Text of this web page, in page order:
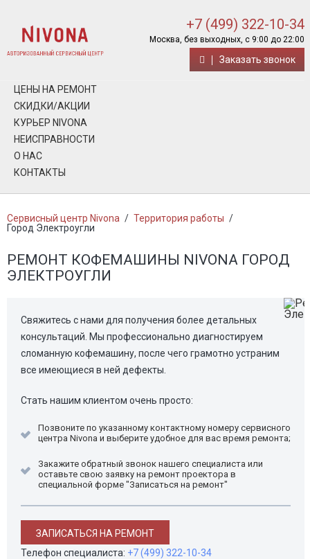
+7 (499) 322-10-34
Москва, без выходных, с 9:00 до 22:00
Заказать звонок
ЦЕНЫ НА РЕМОНТ
СКИДКИ/АКЦИИ
КУРЬЕР NIVONA
НЕИСПРАВНОСТИ
О НАС
КОНТАКТЫ
Сервисный центр Nivona / Территория работы /
Город Электроугли
РЕМОНТ КОФЕМАШИНЫ NIVONA ГОРОД
ЭЛЕКТРОУГЛИ
Свяжитесь с нами для получения более детальных
консультаций. Мы профессионально диагностируем
сломанную кофемашину, после чего грамотно устраним
все имеющиеся в ней дефекты.
Стать нашим клиентом очень просто:
Позвоните по указанному контактному номеру сервисного
центра Nivona и выберите удобное для вас время ремонта;
Закажите обратный звонок нашего специалиста или
оставьте свою заявку на ремонт проектора в
специальной форме "Записаться на ремонт"
ЗАПИСАТЬСЯ НА РЕМОНТ
Телефон специалиста: +7 (499) 322-10-34